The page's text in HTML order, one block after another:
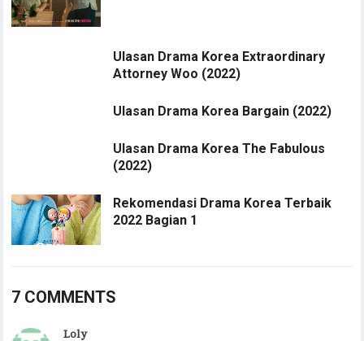
Ulasan Drama Korea Extraordinary
Attorney Woo (2022)
Ulasan Drama Korea Bargain (2022)
Ulasan Drama Korea The Fabulous
(2022)
Rekomendasi Drama Korea Terbaik
2022 Bagian 1
7 COMMENTS
Loly